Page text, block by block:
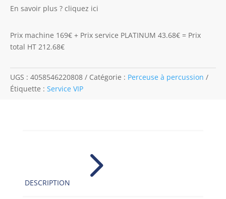
En savoir plus ? cliquez ici
Prix machine 169€ + Prix service PLATINUM 43.68€ = Prix
total HT 212.68€
UGS : 4058546220808 Catégorie : Perceuse à percussion
Étiquette : Service VIP
DESCRIPTION 5